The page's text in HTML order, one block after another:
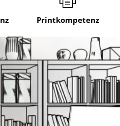
Printkompetenz